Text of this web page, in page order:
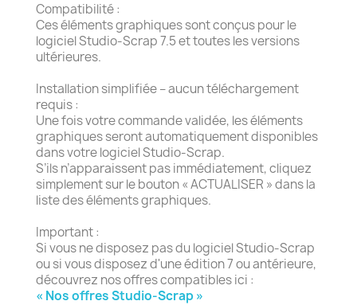
Compatibilité :
Ces éléments graphiques sont conçus pour le
logiciel Studio-Scrap 7.5 et toutes les versions
ultérieures.
Installation simplifiée – aucun téléchargement
requis :
Une fois votre commande validée, les éléments
graphiques seront automatiquement disponibles
dans votre logiciel Studio-Scrap.
S’ils n’apparaissent pas immédiatement, cliquez
simplement sur le bouton « ACTUALISER » dans la
liste des éléments graphiques.
Important :
Si vous ne disposez pas du logiciel Studio-Scrap
ou si vous disposez d'une édition 7 ou antérieure,
découvrez nos offres compatibles ici :
« Nos offres Studio-Scrap »